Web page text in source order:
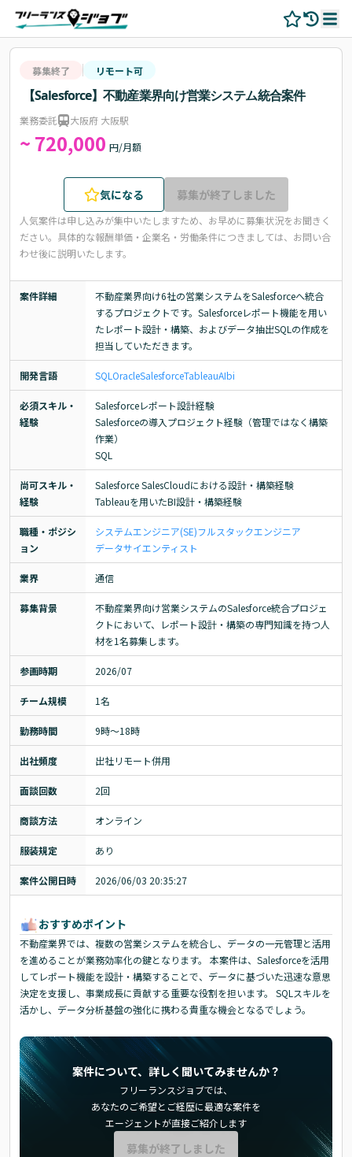
募集終了 リモート可
【Salesforce】不動産業界向け営業システム統合案件
業務委託 大阪府 大阪駅
~ 720,000 円/月額
気になる 募集が終了しました
人気案件は申し込みが集中いたしますため、お早めに募集状況をお聞きく
ださい。 具体的な報酬単価・企業名・労働条件につきましては、お問い合
わせ後に説明いたします。
案件詳細
不動産業界向け6社の営業システムをSalesforceへ統合
するプロジェクトです。Salesforceレポート機能を用い
たレポート設計・構築、およびデータ抽出SQLの作成を
担当していただきます。
開発言語 SQL OracleSalesforceTableauAIbi
必須スキル・
経験
Salesforceレポート設計経験
Salesforceの導入プロジェクト経験（管理ではなく構築
作業）
SQL
尚可スキル・
経験
Salesforce SalesCloudにおける設計・構築経験
Tableauを用いたBI設計・構築経験
職種・ポジシ
ョン
システムエンジニア(SE)フルスタックエンジニア
データサイエンティスト
業界 通信
募集背景
不動産業界向け営業システムのSalesforce統合プロジェ
クトにおいて、レポート設計・構築の専門知識を持つ人
材を1名募集します。
参画時期 2026/07
チーム規模 1名
勤務時間 9時～18時
出社頻度 出社リモート併用
面談回数 2回
商談方法 オンライン
服装規定 あり
案件公開日時 2026/06/03 20:35:27
おすすめポイント
不動産業界では、複数の営業システムを統合し、データの一元管理と活用
を進めることが業務効率化の鍵となります。 本案件は、Salesforceを活用
してレポート機能を設計・構築することで、データに基づいた迅速な意思
決定を支援し、事業成長に貢献する重要な役割を担います。 SQLスキルを
活かし、データ分析基盤の強化に携わる貴重な機会となるでしょう。
案件について、詳しく聞いてみませんか？
フリーランスジョブでは、
あなたのご希望とご経歴に最適な案件を
エージェントが直接ご紹介します
募集が終了しました